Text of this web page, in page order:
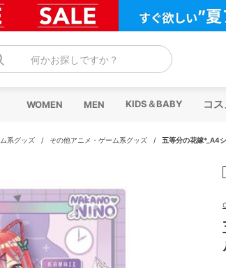
何かお探しですか？
WOMEN MEN KIDS＆BABY コス
系グッズ / その他アニメ・ゲーム系グッズ / 五等分の花嫁*_A4